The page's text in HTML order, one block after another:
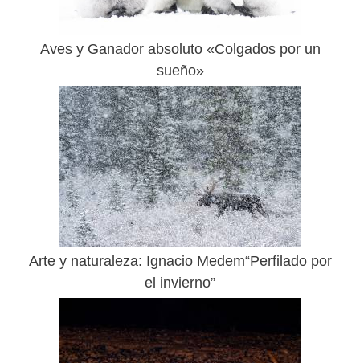
Aves y Ganador absoluto «Colgados por un
sueño»
Arte y naturaleza: Ignacio Medem“Perfilado por
el invierno”